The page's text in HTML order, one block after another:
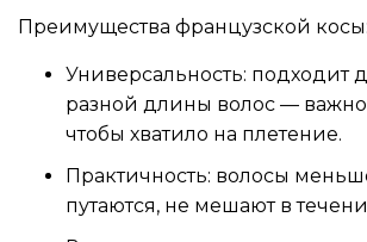
Преимущества французской косы:
Универсальность: подходит
разной длины волос —
чтобы хватило на плетение.
Практичность: волосы
путаются, не мешают в